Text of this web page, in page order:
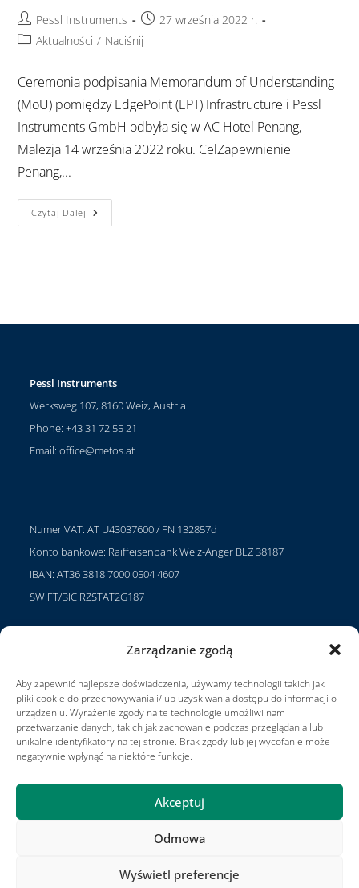
Zarządzanie zgodą
Aby zapewnić najlepsze doświadczenia, używamy technologii takich jak
pliki cookie do przechowywania i/lub uzyskiwania dostępu do informacji o
urządzeniu. Wyrażenie zgody na te technologie umożliwi nam
przetwarzanie danych, takich jak zachowanie podczas przeglądania lub
unikalne identyfikatory na tej stronie. Brak zgody lub jej wycofanie może
negatywnie wpłynąć na niektóre funkcje.
Akceptuj
Odmowa
Wyświetl preferencje
Pessl Instruments
27 września 2022 r.
Aktualności / Naciśnij
Ceremonia podpisania Memorandum of Understanding
(MoU) pomiędzy EdgePoint (EPT) Infrastructure i Pessl
Instruments GmbH odbyła się w AC Hotel Penang,
Malezja 14 września 2022 roku. CelZapewnienie
Penang,...
Czytaj Dalej
Pessl Instruments
Werksweg 107, 8160 Weiz, Austria
Phone: +43 31 72 55 21
Email:office@metos.at
Numer VAT: AT U43037600 / FN 132857d
Konto bankowe: Raiffeisenbank Weiz-Anger BLZ 38187
IBAN: AT36 3818 7000 0504 4607
SWIFT/BIC RZSTAT2G187
Kariera
Warunki użytkowania
Impressum
Publikacje Zasady i warunki